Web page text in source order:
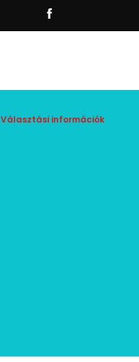
Választási információk